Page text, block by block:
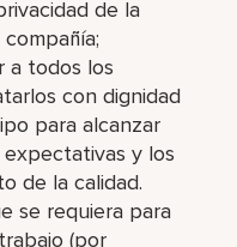
de la
a todos los
con dignidad
para alcanzar
expectativas y los
de la calidad.
se requiera para
(por